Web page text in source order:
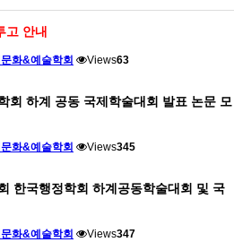
고 안내
화&예술학회 Views63
회 하계 공동 국제학술대회 발표 논문 모
화&예술학회 Views345
한국행정학회 하계공동학술대회 및 국
화&예술학회 Views347